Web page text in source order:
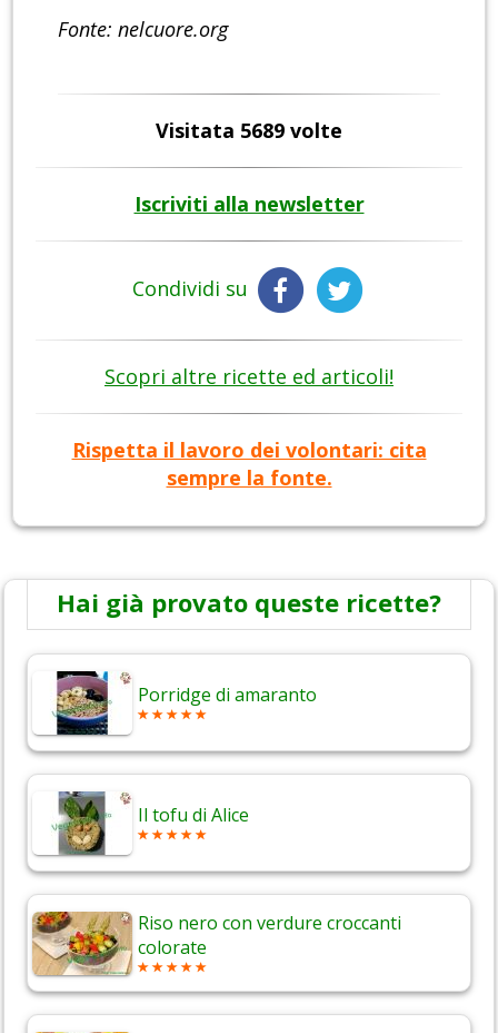
Fonte: nelcuore.org
Visitata 5689 volte
Iscriviti alla newsletter
Condividi su
Scopri altre ricette ed articoli!
Rispetta il lavoro dei volontari: cita
sempre la fonte.
Hai già provato queste ricette?
Porridge di amaranto
Il tofu di Alice
Riso nero con verdure croccanti
colorate